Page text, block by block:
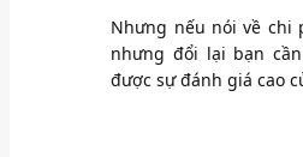
Nhưng nếu nói về chi
nhưng đổi lại bạn
được sự đánh giá cao